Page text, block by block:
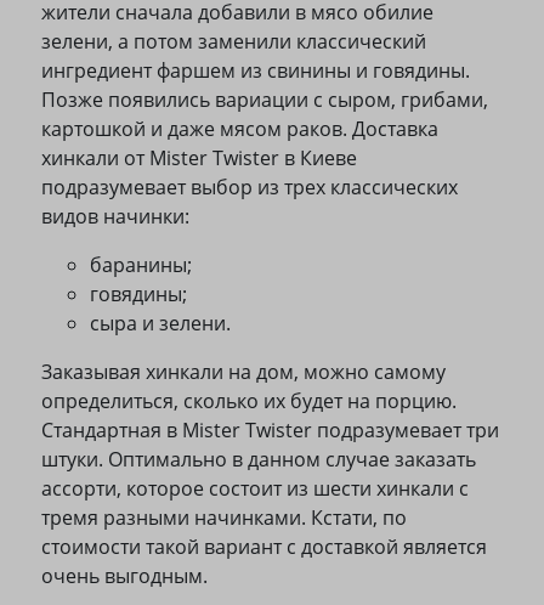
жители сначала добавили в мясо обилие
зелени, а потом заменили классический
ингредиент фаршем из свинины и говядины.
Позже появились вариации с сыром, грибами,
картошкой и даже мясом раков. Доставка
хинкали от Mister Twister в Киеве
подразумевает выбор из трех классических
видов начинки:
баранины;
говядины;
сыра и зелени.
Заказывая хинкали на дом, можно самому
определиться, сколько их будет на порцию.
Стандартная в Mister Twister подразумевает три
штуки. Оптимально в данном случае заказать
ассорти, которое состоит из шести хинкали с
тремя разными начинками. Кстати, по
стоимости такой вариант с доставкой является
очень выгодным.